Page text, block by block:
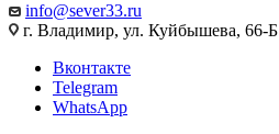
info@sever33.ru
г. Владимир, ул. Куйбышева, 66-Б
Вконтакте
Telegram
WhatsApp